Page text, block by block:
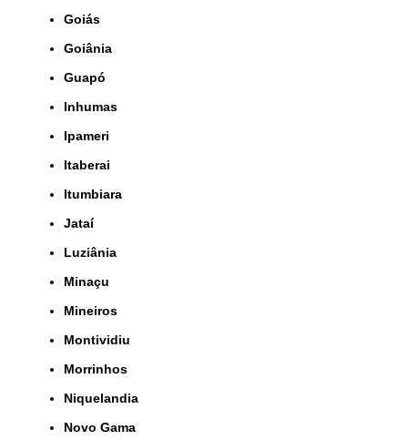
Goiás
Goiânia
Guapó
Inhumas
Ipameri
Itaberai
Itumbiara
Jataí
Luziânia
Minaçu
Mineiros
Montividiu
Morrinhos
Niquelandia
Novo Gama